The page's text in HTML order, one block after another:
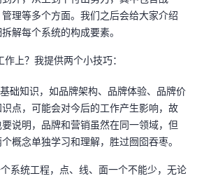
理等多个方面。我们之后会给大家介绍
解每个系统的构成要素。
上？我提供两个小技巧：
基础知识，如品牌架构、品牌体验、品牌价
点，可能会对今后的工作产生影响，故
说明，品牌和营销虽然在同一领域，但
概念单独学习和理解，胜过囫囵吞枣。
个系统工程，点、线、面一个不能少，无论